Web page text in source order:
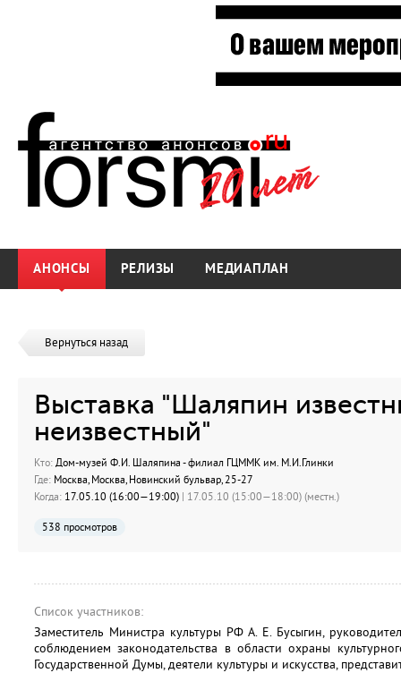
АНОНСЫ РЕЛИЗЫ МЕДИАПЛАН
Вернуться назад
Выставка "Шаляпин
неизвестный"
Кто: Дом-музей Ф.И. Шаляпина - филиал ГЦММК им. М.И.Глинки
Где: Москва, Москва, Новинский бульвар, 25-27
Когда: 17.05.10 (16:00—19:00) | 17.05.10 (15:00—18:00) (местн.)
538 просмотров
Список участников:
Заместитель Министра культуры РФ А. Е. Бусыгин,
соблюдением законодательства в области охраны
Государственной Думы, деятели культуры и искусства,